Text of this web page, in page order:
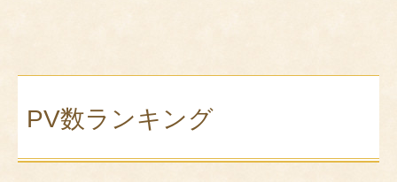
PV数ランキング